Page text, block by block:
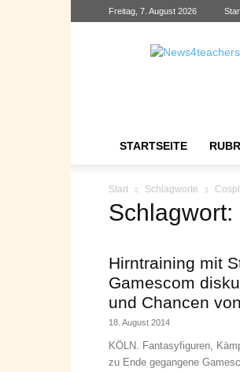
Freitag, 7. August 2026
STARTSEITE
Start Schlagworte
Hirntraining mit
Gamescom
und Chancen
18. August 2014
KÖLN. Fantasyfiguren,
zu Ende gegangene